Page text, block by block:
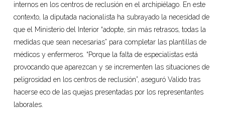
internos en los centros de reclusión en el archipiélago. En este
contexto, la diputada nacionalista ha subrayado la necesidad de
que el Ministerio del Interior “adopte, sin más retrasos, todas la
medidas que sean necesarias” para completar las plantillas de
médicos y enfermeros. “Porque la falta de especialistas está
provocando que aparezcan y se incrementen las situaciones de
peligrosidad en los centros de reclusión”, aseguró Valido tras
hacerse eco de las quejas presentadas por los representantes
laborales.